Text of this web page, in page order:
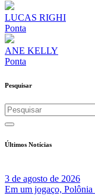
LUCAS RIGHI
Ponta
ANE KELLY
Ponta
Pesquisar
Últimos Notícias
3 de agosto de 2026
Em um jogaço,